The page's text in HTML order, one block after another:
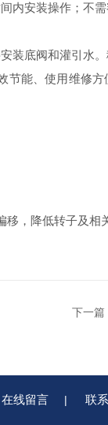
内安装操作；不
底阀和灌引水。
能、使用维修方
，降低转子及相
下一篇
在线留言 | 联